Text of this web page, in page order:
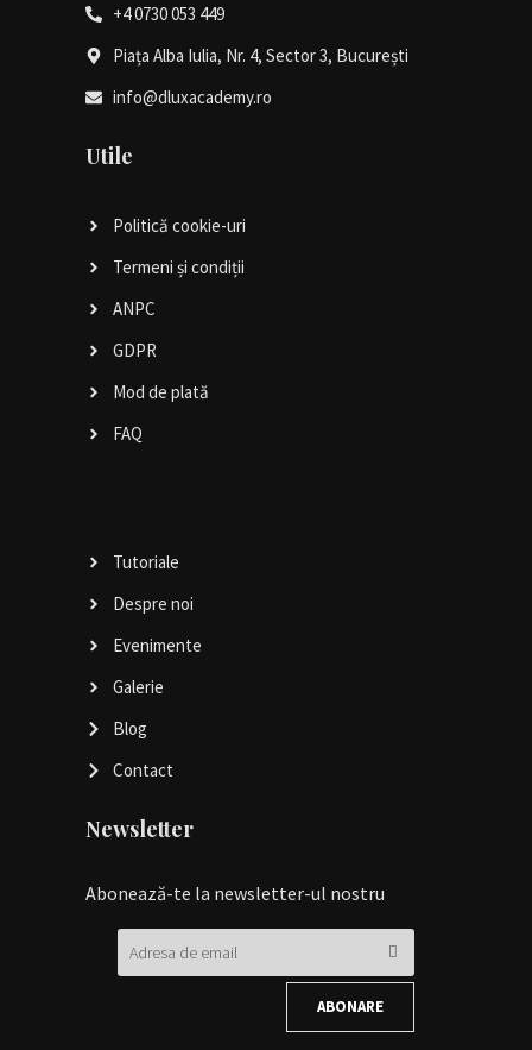
+4 0730 053 449
Piața Alba Iulia, Nr. 4, Sector 3, București
info@dluxacademy.ro
Utile
Politică cookie-uri
Termeni și condiții
ANPC
GDPR
Mod de plată
FAQ
Tutoriale
Despre noi
Evenimente
Galerie
Blog
Contact
Newsletter
Abonează-te la newsletter-ul nostru